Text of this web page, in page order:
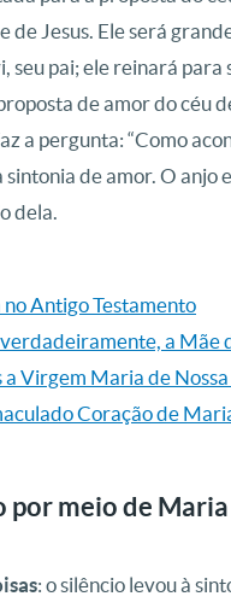
de Jesus. Ele será
seu pai; ele reinará para
de amor do céu
a pergunta: “Como
sintonia de amor. O
dela.
Antigo Testamento
a Mãe
a Virgem Maria de Nossa
Coração de
por meio de Maria
: o silêncio levou à